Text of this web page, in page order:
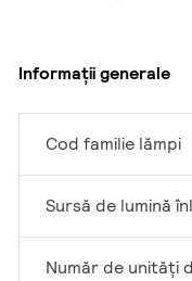
Informații generale
Cod familie lămpi
Sursă de lumină
Număr de unități